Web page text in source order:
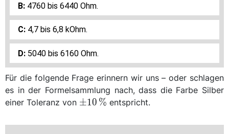
4760 bis 6440 Ohm.
4,7 bis 6,8 kOhm.
5040 bis 6160 Ohm.
Für die folgende Frage erinnern wir uns – oder schlagen
es in der Formelsammlung nach, dass die Farbe Silber
einer Toleranz von \qty{\pm
{\percent}
±10 % entspricht.